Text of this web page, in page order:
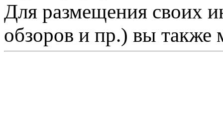
Для размещения своих
обзоров и пр.) вы также